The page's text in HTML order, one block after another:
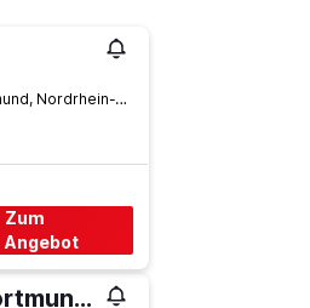
Lütge Brückstraße 5, Dortmund, Nordrhein-Westfalen, Deutschland
Zum
Angebot
Sunday Hotel Dortmund City